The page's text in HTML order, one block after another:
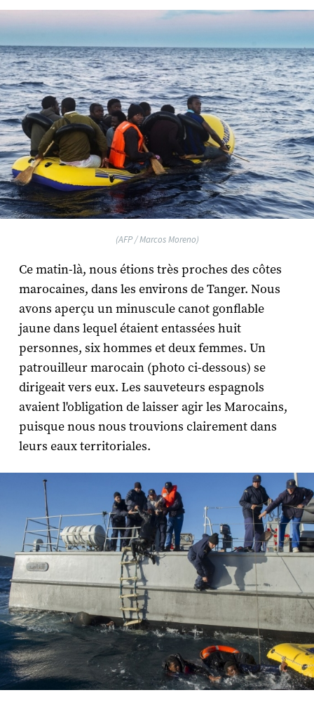
(AFP / Marcos Moreno)
Ce matin-là, nous étions très proches des côtes
marocaines, dans les environs de Tanger. Nous
avons aperçu un minuscule canot gonflable
jaune dans lequel étaient entassées huit
personnes, six hommes et deux femmes. Un
patrouilleur marocain (photo ci-dessous) se
dirigeait vers eux. Les sauveteurs espagnols
avaient l'obligation de laisser agir les Marocains,
puisque nous nous trouvions clairement dans
leurs eaux territoriales.